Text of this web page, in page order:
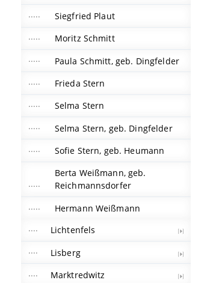
Siegfried Plaut
Moritz Schmitt
Paula Schmitt, geb. Dingfelder
Frieda Stern
Selma Stern
Selma Stern, geb. Dingfelder
Sofie Stern, geb. Heumann
Berta Weißmann, geb.
Reichmannsdorfer
Hermann Weißmann
Lichtenfels
Lisberg
Marktredwitz